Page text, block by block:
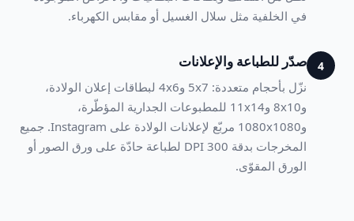
في الخلفية مثل سلال الغسيل أو مقابس الكهرباء.
4 صدّر للطباعة والإعلانات
نزّل بأحجام متعددة: 5x7 و4x6 لبطاقات إعلان الولادة،
و8x10 و11x14 للمطبوعات الجدارية المؤطّرة،
و1080x1080 مربّع لإعلانات الولادة على Instagram. جميع
المخرجات بدقة 300 DPI لطباعة حادّة على ورق الصور أو
الورق المقوّى.